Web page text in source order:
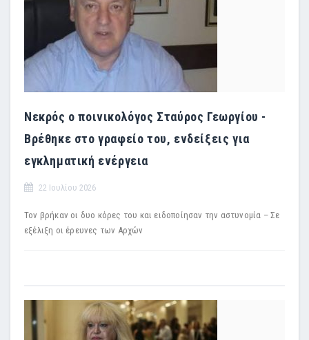
Νεκρός ο ποινικολόγος Σταύρος Γεωργίου -
Βρέθηκε στο γραφείο του, ενδείξεις για
εγκληματική ενέργεια
22 Ιουλίου 2026
Τον βρήκαν οι δυο κόρες του και ειδοποίησαν την αστυνομία – Σε
εξέλιξη οι έρευνες των Αρχών